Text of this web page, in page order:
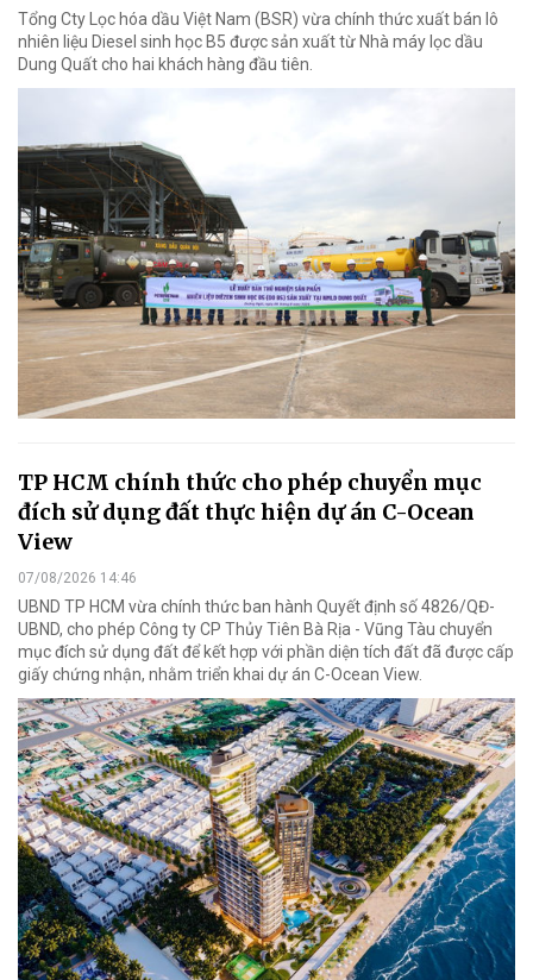
Tổng Cty Lọc hóa dầu Việt Nam (BSR) vừa chính thức xuất bán lô
nhiên liệu Diesel sinh học B5 được sản xuất từ Nhà máy lọc dầu
Dung Quất cho hai khách hàng đầu tiên.
TP HCM chính thức cho phép chuyển mục
đích sử dụng đất thực hiện dự án C-Ocean
View
07/08/2026 14:46
UBND TP HCM vừa chính thức ban hành Quyết định số 4826/QĐ-
UBND, cho phép Công ty CP Thủy Tiên Bà Rịa - Vũng Tàu chuyển
mục đích sử dụng đất để kết hợp với phần diện tích đất đã được cấp
giấy chứng nhận, nhằm triển khai dự án C-Ocean View.